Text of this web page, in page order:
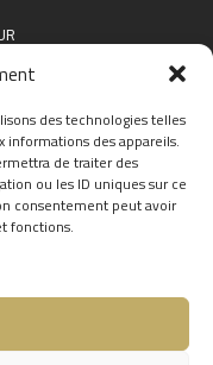
des technologies telles
informations des appareils.
de traiter des
ou les ID uniques sur ce
consentement peut avoir
fonctions.